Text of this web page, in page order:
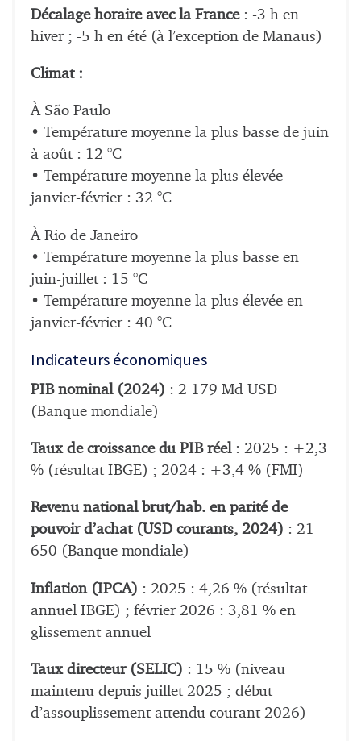
Décalage horaire avec la France: -3 h en
hiver ; -5 h en été (à l’exception de Manaus)
Climat :
À São Paulo
• Température moyenne la plus basse de juin
à août : 12 °C
• Température moyenne la plus élevée
janvier-février : 32 °C
À Rio de Janeiro
• Température moyenne la plus basse en
juin-juillet : 15 °C
• Température moyenne la plus élevée en
janvier-février : 40 °C
Indicateurs économiques
PIB nominal (2024) : 2 179 Md USD
(Banque mondiale)
Taux de croissance du PIB réel: 2025 : +2,3
% (résultat IBGE) ; 2024 : +3,4 % (FMI)
Revenu national brut/hab. en parité de
pouvoir d’achat (USD courants, 2024) : 21
650 (Banque mondiale)
Inflation (IPCA) : 2025 : 4,26 % (résultat
annuel IBGE) ; février 2026 : 3,81 % en
glissement annuel
Taux directeur (SELIC) : 15 % (niveau
maintenu depuis juillet 2025 ; début
d’assouplissement attendu courant 2026)